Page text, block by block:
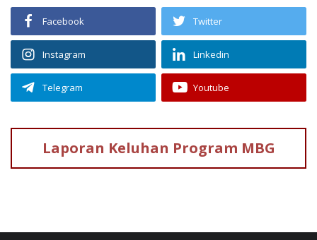
Facebook Twitter
Instagram Linkedin
Telegram Youtube
Laporan Keluhan Program MBG